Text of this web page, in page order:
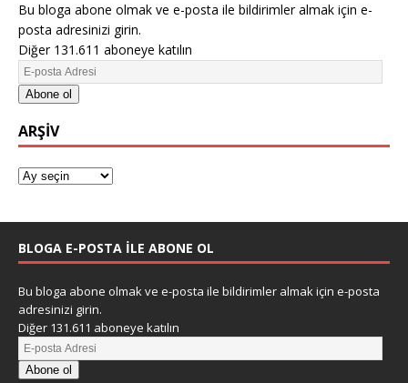
Bu bloga abone olmak ve e-posta ile bildirimler almak için e-
posta adresinizi girin.
Diğer 131.611 aboneye katılın
Abone ol
ARŞIV
BLOGA E-POSTA ILE ABONE OL
Bu bloga abone olmak ve e-posta ile bildirimler almak için e-posta
adresinizi girin.
Diğer 131.611 aboneye katılın
Abone ol